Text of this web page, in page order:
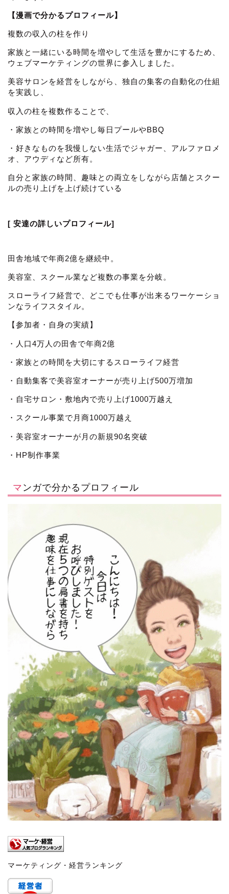
【漫画で分かるプロフィール】
複数の収入の柱を作り
家族と一緒にいる時間を増やして生活を豊かにするため、
ウェブマーケティングの世界に参入しました。
美容サロンを経営をしながら、独自の集客の自動化の仕組
を実践し、
収入の柱を複数作ることで、
・家族との時間を増やし毎日プールやBBQ
・好きなものを我慢しない生活でジャガー、アルファロメ
オ、アウディなど所有。
自分と家族の時間、趣味との両立をしながら店舗とスクー
ルの売り上げを上げ続けている
[ 安達の詳しいプロフィール]
田舎地域で年商2億を継続中。
美容室、スクール業など複数の事業を分岐。
スローライフ経営で、どこでも仕事が出来るワーケーショ
ンなライフスタイル。
【参加者・自身の実績】
・人口4万人の田舎で年商2億
・家族との時間を大切にするスローライフ経営
・自動集客で美容室オーナーが売り上げ500万増加
・自宅サロン・敷地内で売り上げ1000万越え
・スクール事業で月商1000万越え
・美容室オーナーが月の新規90名突破
・HP制作事業
マンガで分かるプロフィール
マーケティング・経営ランキング